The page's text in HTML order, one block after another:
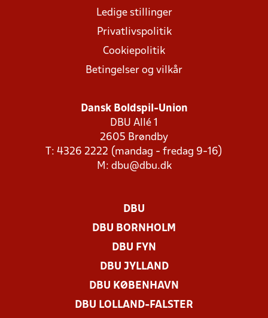
Ledige stillinger
Privatlivspolitik
Cookiepolitik
Betingelser og vilkår
Dansk Boldspil-Union
DBU Allé 1
2605 Brøndby
T: 4326 2222 (mandag - fredag 9-16)
M: dbu@dbu.dk
DBU
DBU BORNHOLM
DBU FYN
DBU JYLLAND
DBU KØBENHAVN
DBU LOLLAND-FALSTER